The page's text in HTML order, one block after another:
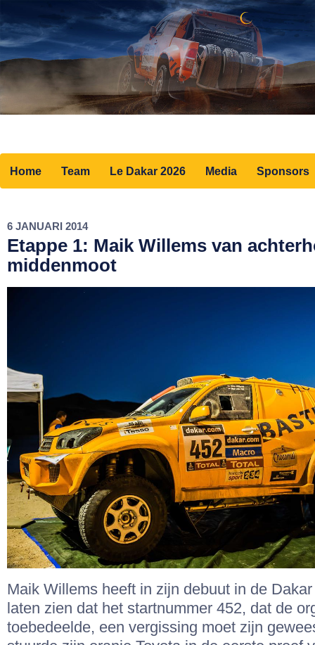
Home Team Le Dakar 2026 Media Sponsors
6 JANUARI 2014
Etappe 1: Maik Willems van
middenmoot
Maik Willems heeft in zijn debuut in de
laten zien dat het startnummer 452, dat de
toebedeelde, een vergissing moet zijn